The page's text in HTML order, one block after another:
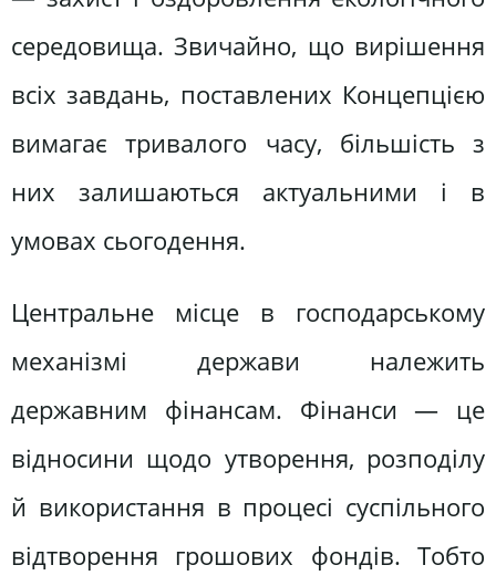
середовища. Звичайно, що вирішення
всіх завдань, поставлених Концепцією
вимагає тривалого часу, більшість з
них залишаються актуальними і в
умовах сьогодення.
Центральне місце в господарському
механізмі держави належить
державним фінансам. Фінанси — це
відносини щодо утворення, розподілу
й використання в процесі суспільного
відтворення грошових фондів. Тобто